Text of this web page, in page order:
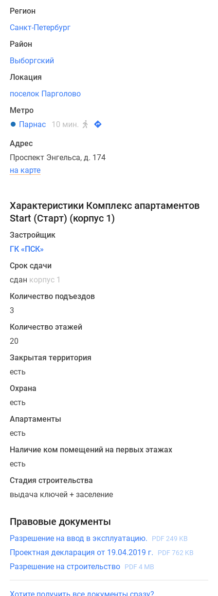
пространства.
комплекса
огорожена.
Планируется
круглосуточную
охрану,
входе
в
парадные
появятся
ресепшн-
зоны.
предусмотрены
подъезды
к
каждой
–
через
с
системами
контроля
и
ГК
предлагает
покупателям
современный
в
котором
предполагается
создать
жилой
под
долгосрочную
краткосрочную
аренду.
Для
решения
Регион
Санкт-Петербург
Район
Выборгский
Локация
поселок Парголово
Метро
Парнас
10 мин.
Адрес
Проспект Энгельса, д. 174
на карте
Характеристики Комплекс апартаментов
Start (Старт) (корпус 1)
Застройщик
ГК «ПСК»
Срок сдачи
сдан корпус 1
Количество подъездов
3
Количество этажей
20
Закрытая территория
есть
Охрана
есть
Апартаменты
есть
Наличие ком помещений на первых этажах
есть
Стадия строительства
выдача ключей + заселение
Правовые документы
Разрешение на ввод в эксплуатацию. PDF 249 KB
Проектная декларация от 19.04.2019 г. PDF 762 KB
Разрешение на строительство PDF 4 MB